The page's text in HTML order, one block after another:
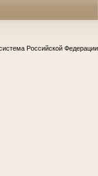
Российской